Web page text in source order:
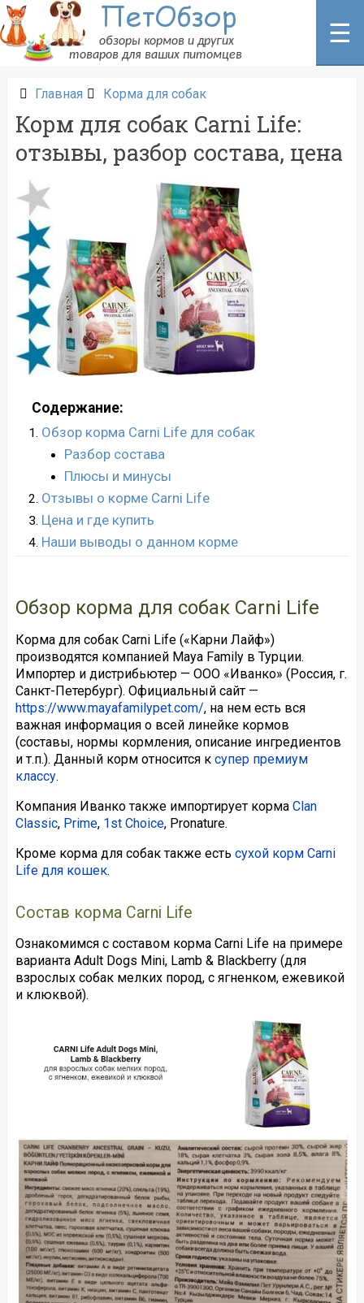
Перейти
к
содержанию
☰
Главная Корма для собак
Корм для собак Carni Life:
отзывы, разбор состава, цена
Содержание:
Обзор корма Carni Life для собак
Разбор состава
Плюсы и минусы
Отзывы о корме Carni Life
Цена и где купить
Наши выводы о данном корме
Обзор корма для собак Carni Life
Корма для собак Carni Life («Карни Лайф»)
производятся компанией Maya Family в Турции.
Импортер и дистрибьютер — ООО «Иванко» (Россия, г.
Санкт-Петербург). Официальный сайт —
https://www.mayafamilypet.com/, на нем есть вся
важная информация о всей линейке кормов
(составы, нормы кормления, описание ингредиентов
и т.п.). Данный корм относится к супер премиум
классу.
Компания Иванко также импортирует корма Clan
Classic, Prime, 1st Choice, Pronature.
Кроме корма для собак также есть сухой корм Carni
Life для кошек.
Состав корма Carni Life
Ознакомимся с составом корма Carni Life на примере
варианта Adult Dogs Mini, Lamb & Blackberry (для
взрослых собак мелких пород, с ягненком, ежевикой
и клюквой).